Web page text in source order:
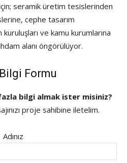
seramik üretim tesislerinden
cephe tasarım
ve kamu kurumlarına
alanı öngörülüyor.
Formu
bilgi almak ister misiniz?
proje sahibine iletelim.
Adınız